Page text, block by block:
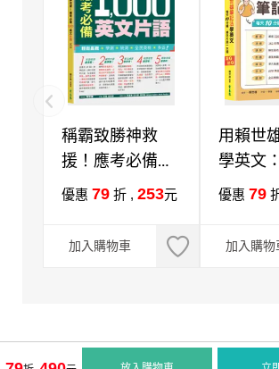
稱霸致勝神救
援！應考必備
1000英文片語
音檔
優惠 79 折 , 253元
加入購物車
用賴世
學英文
分鐘，
Code
本書送
優惠 79
加入購物